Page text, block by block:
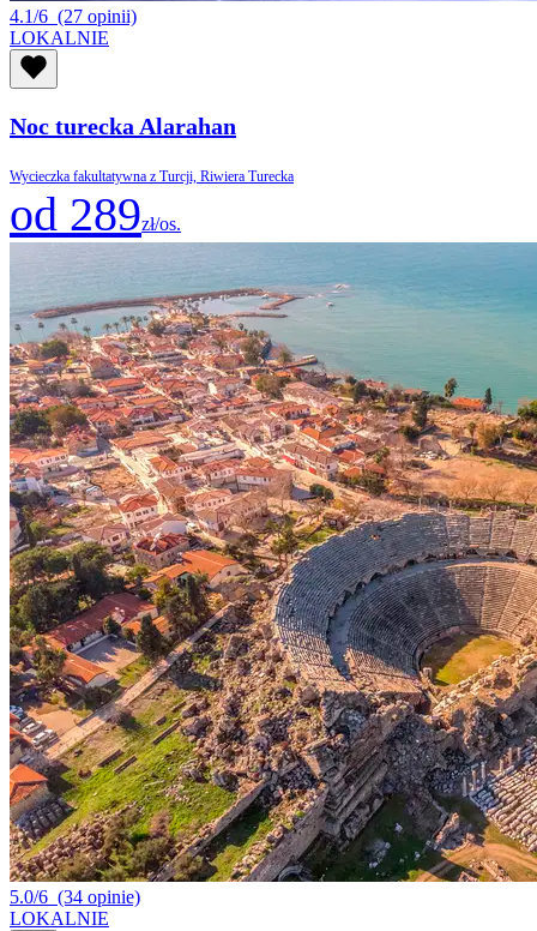
4.1/6 (27 opinii)
LOKALNIE
Noc turecka Alarahan
Wycieczka fakultatywna z Turcji, Riwiera Turecka
od 289zł/os.
5.0/6 (34 opinie)
LOKALNIE